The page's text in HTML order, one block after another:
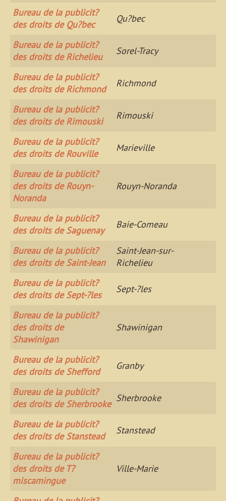
Bureau de la publicit?
des droits de Qu?bec
Qu?bec
Bureau de la publicit?
des droits de Richelieu
Sorel-Tracy
Bureau de la publicit?
des droits de Richmond
Richmond
Bureau de la publicit?
des droits de Rimouski
Rimouski
Bureau de la publicit?
des droits de Rouville
Marieville
Bureau de la publicit?
des droits de Rouyn-
Noranda
Rouyn-Noranda
Bureau de la publicit?
des droits de Saguenay
Baie-Comeau
Bureau de la publicit?
des droits de Saint-Jean
Saint-Jean-sur-
Richelieu
Bureau de la publicit?
des droits de Sept-?les
Sept-?les
Bureau de la publicit?
des droits de
Shawinigan
Shawinigan
Bureau de la publicit?
des droits de Shefford
Granby
Bureau de la publicit?
des droits de Sherbrooke
Sherbrooke
Bureau de la publicit?
des droits de Stanstead
Stanstead
Bureau de la publicit?
des droits de T?
miscamingue
Ville-Marie